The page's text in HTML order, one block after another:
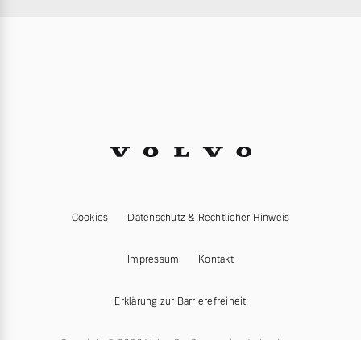
Cookies Datenschutz & Rechtlicher Hinweis
Impressum Kontakt
Erklärung zur Barrierefreiheit